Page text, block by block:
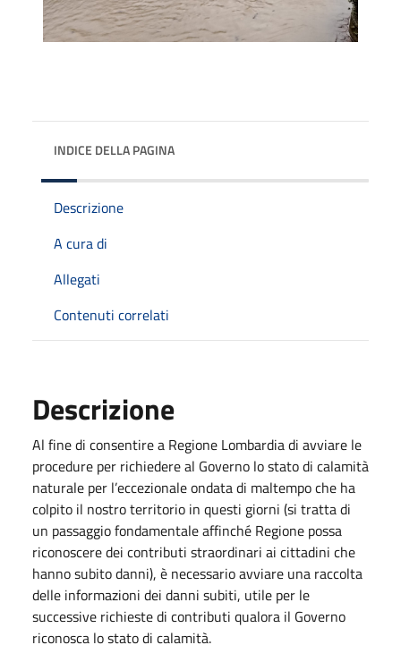
INDICE DELLA PAGINA
Descrizione
A cura di
Allegati
Contenuti correlati
Descrizione
Al fine di consentire a Regione Lombardia di avviare le
procedure per richiedere al Governo lo stato di calamità
naturale per l’eccezionale ondata di maltempo che ha
colpito il nostro territorio in questi giorni (si tratta di
un passaggio fondamentale affinché Regione possa
riconoscere dei contributi straordinari ai cittadini che
hanno subito danni), è necessario avviare una raccolta
delle informazioni dei danni subiti, utile per le
successive richieste di contributi qualora il Governo
riconosca lo stato di calamità.